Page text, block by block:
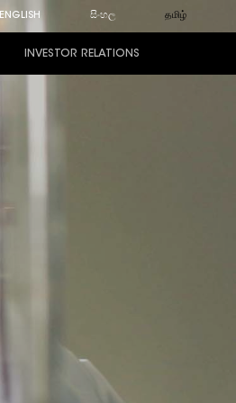
ENGLISH සිංහල தமிழ்
INVESTOR RELATIONS